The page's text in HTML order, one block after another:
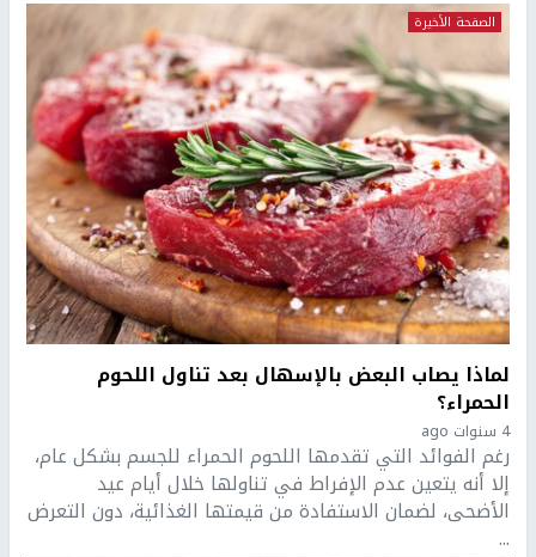
الصفحة الأخيرة
لماذا يصاب البعض بالإسهال بعد تناول اللحوم
الحمراء؟
4 سنوات ago
رغم الفوائد التي تقدمها اللحوم الحمراء للجسم بشكل عام،
إلا أنه يتعين عدم الإفراط في تناولها خلال أيام عيد
الأضحى، لضمان الاستفادة من قيمتها الغذائية، دون التعرض
...